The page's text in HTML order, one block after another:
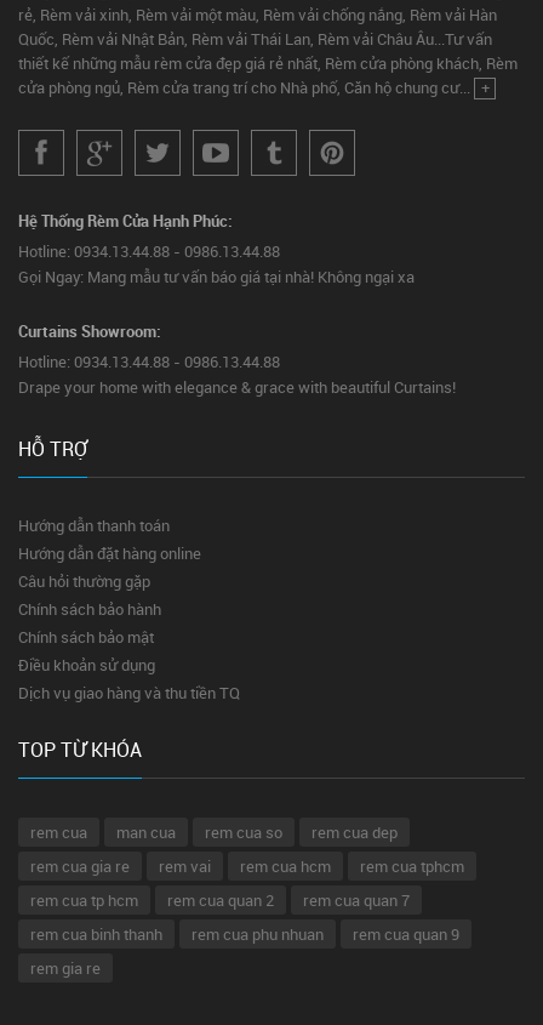
rẻ, Rèm vải xinh, Rèm vải một màu, Rèm vải chống nắng, Rèm vải Hàn
Quốc, Rèm vải Nhật Bản, Rèm vải Thái Lan, Rèm vải Châu Âu...Tư vấn
thiết kế những mẫu rèm cửa đẹp giá rẻ nhất, Rèm cửa phòng khách, Rèm
cửa phòng ngủ, Rèm cửa trang trí cho Nhà phố, Căn hộ chung cư... +
Hệ Thống Rèm Cửa Hạnh Phúc:
Hotline: 0934.13.44.88 - 0986.13.44.88
Gọi Ngay: Mang mẫu tư vấn báo giá tại nhà! Không ngại xa
Curtains Showroom:
Hotline: 0934.13.44.88 - 0986.13.44.88
Drape your home with elegance & grace with beautiful Curtains!
HỖ TRỢ
Hướng dẫn thanh toán
Hướng dẫn đặt hàng online
Câu hỏi thường gặp
Chính sách bảo hành
Chính sách bảo mật
Điều khoản sử dụng
Dịch vụ giao hàng và thu tiền TQ
TOP TỪ KHÓA
rem cua man cua rem cua so
rem cua dep
rem cua gia re
rem vai rem cua hcm
rem cua tphcm
rem cua tp hcm
rem cua quan 2
rem cua quan 7
rem cua binh thanh
rem cua phu nhuan
rem cua quan 9
rem gia re